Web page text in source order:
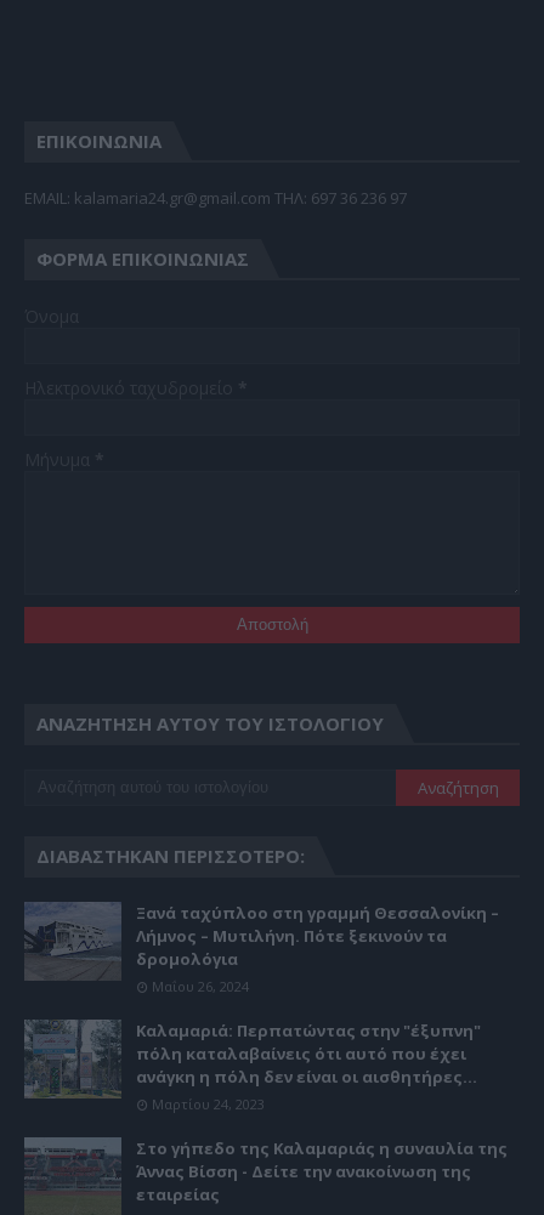
ΕΠΙΚΟΙΝΩΝΙΑ
EMAIL: kalamaria24.gr@gmail.com TΗΛ: 697 36 236 97
ΦΌΡΜΑ ΕΠΙΚΟΙΝΩΝΊΑΣ
ΑΝΑΖΉΤΗΣΗ ΑΥΤΟΎ ΤΟΥ ΙΣΤΟΛΟΓΊΟΥ
ΔΙΑΒΆΣΤΗΚΑΝ ΠΕΡΙΣΣΌΤΕΡΟ:
Ξανά ταχύπλοο στη γραμμή Θεσσαλονίκη –
Λήμνος – Μυτιλήνη. Πότε ξεκινούν τα
δρομολόγια
Μαΐου 26, 2024
Καλαμαριά: Περπατώντας στην "έξυπνη"
πόλη καταλαβαίνεις ότι αυτό που έχει
ανάγκη η πόλη δεν είναι οι αισθητήρες...
Μαρτίου 24, 2023
Στο γήπεδο της Καλαμαριάς η συναυλία της
Άννας Βίσση - Δείτε την ανακοίνωση της
εταιρείας